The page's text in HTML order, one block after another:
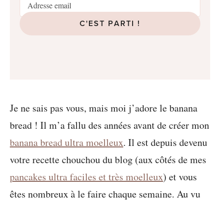
C'EST PARTI !
Je ne sais pas vous, mais moi j’adore le banana
bread ! Il m’a fallu des années avant de créer mon
banana bread ultra moelleux. Il est depuis devenu
votre recette chouchou du blog (aux côtés de mes
pancakes ultra faciles et très moelleux) et vous
êtes nombreux à le faire chaque semaine. Au vu